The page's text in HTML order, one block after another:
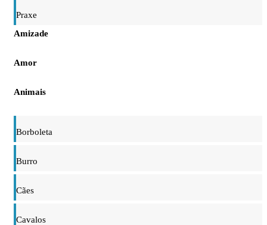
Praxe
Amizade
Amor
Animais
Borboleta
Burro
Cães
Cavalos